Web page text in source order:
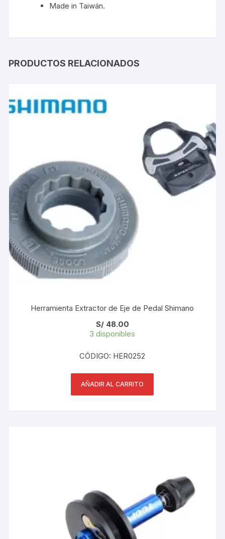
Made in Taiwán.
PRODUCTOS RELACIONADOS
Herramienta Extractor de Eje de Pedal Shimano
S/48.00
3 disponibles
CÓDIGO: HER0252
AÑADIR AL CARRITO